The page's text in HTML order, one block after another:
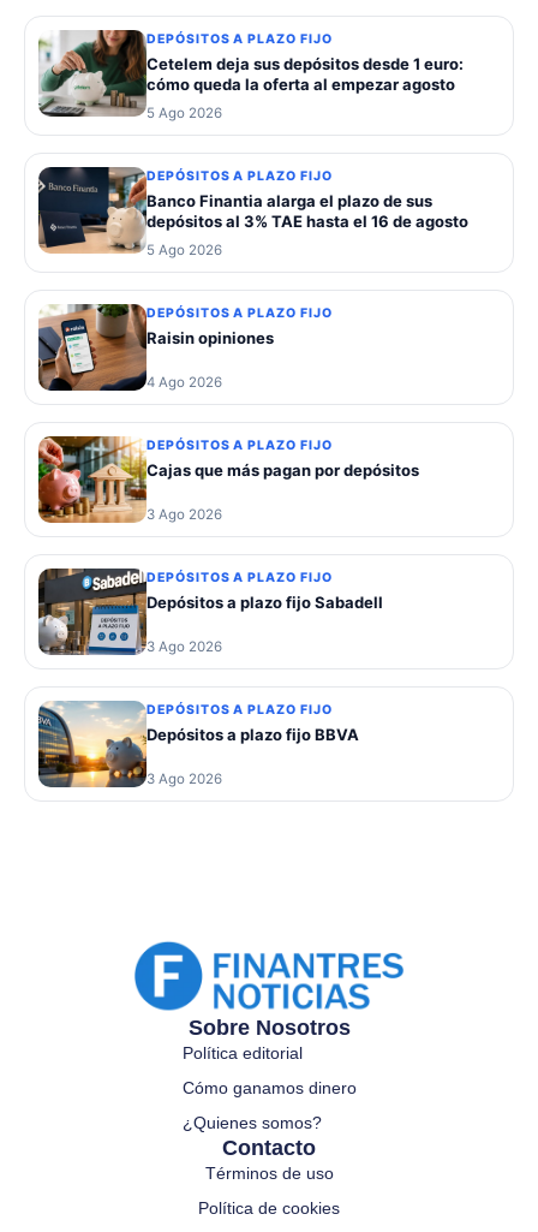
DEPÓSITOS A PLAZO FIJO
Cetelem deja sus depósitos desde 1 euro:
cómo queda la oferta al empezar agosto
5 Ago 2026
DEPÓSITOS A PLAZO FIJO
Banco Finantia alarga el plazo de sus
depósitos al 3% TAE hasta el 16 de agosto
5 Ago 2026
DEPÓSITOS A PLAZO FIJO
Raisin opiniones
4 Ago 2026
DEPÓSITOS A PLAZO FIJO
Cajas que más pagan por depósitos
3 Ago 2026
DEPÓSITOS A PLAZO FIJO
Depósitos a plazo fijo Sabadell
3 Ago 2026
DEPÓSITOS A PLAZO FIJO
Depósitos a plazo fijo BBVA
3 Ago 2026
Sobre Nosotros
Política editorial
Cómo ganamos dinero
¿Quienes somos?
Contacto
Términos de uso
Política de cookies